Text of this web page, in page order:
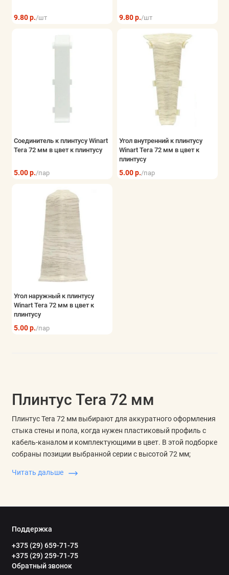
9.80 р./шт 9.80 р./шт
Соединитель к плинтусу Winart
Tera 72 мм в цвет к плинтусу
5.00 р./пар
Угол внутренний к плинтусу
Winart Tera 72 мм в цвет к
плинтусу
5.00 р./пар
Угол наружный к плинтусу
Winart Tera 72 мм в цвет к
плинтусу
5.00 р./пар
Плинтус Tera 72 мм
Плинтус Tera 72 мм выбирают для аккуратного оформления
стыка стены и пола, когда нужен пластиковый профиль с
кабель-каналом и комплектующими в цвет. В этой подборке
собраны позиции выбранной серии с высотой 72 мм;
сравнивать по характеристикам товаров.
зазор, защитить нижнюю часть стены и завершить линию
ламинатом, линолеумом, ковролином, плиткой и паркетной
доской, если по характеристикам подходит материал, форма
и способ крепления.
Читать дальше
Поддержка
+375 (29) 659-71-75
+375 (29) 259-71-75
Обратный звонок